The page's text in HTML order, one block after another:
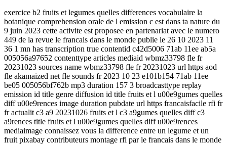
exercice b2 fruits et legumes quelles differences vocabulaire la
botanique comprehension orale de l emission c est dans ta nature du
9 juin 2023 cette activite est proposee en partenariat avec le numero
449 de la revue le francais dans le monde publie le 26 10 2023 11
36 1 mn has transcription true contentid c42d5006 71ab 11ee ab5a
005056a97652 contenttype articles mediaid wbmz33798 fle fr
20231023 sources name wbmz33798 fle fr 20231023 url https aod
fle akamaized net fle sounds fr 2023 10 23 e101b154 71ab 11ee
be05 005056bf762b mp3 duration 157 3 broadcasttype replay
emission id title genre diffusion id title fruits et l u00e9gumes quelles
diff u00e9rences image duration pubdate url https francaisfacile rfi fr
fr actualit c3 a9 20231026 fruits et l c3 a9gumes quelles diff c3
a9rences title fruits et l u00e9gumes quelles diff u00e9rences
mediaimage connaissez vous la difference entre un legume et un
fruit pixabay contributeurs montage rfi par le francais dans le monde